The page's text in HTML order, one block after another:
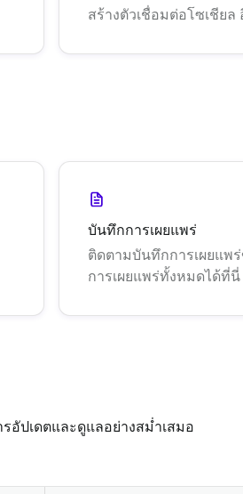
สร้างตัวเชื่อมต่อโซเชีย
บันทึกการเผยแพร่
ติดตามบันทึกการเผยแ
การเผยแพร่ทั้งหมดได้ที่นี่
อัปเดตและดูแลอย่างสม่ำเสมอ